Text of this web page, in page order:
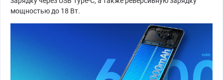
мощностью до 18 Вт.